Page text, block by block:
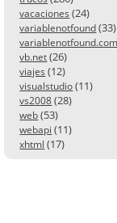
vacaciones (24)
variablenotfound (33)
variablenotfound.com
vb.net (26)
viajes (12)
visualstudio (11)
vs2008 (28)
web (53)
webapi (11)
xhtml (17)